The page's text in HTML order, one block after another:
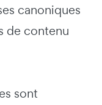
canoniques
de contenu
sont